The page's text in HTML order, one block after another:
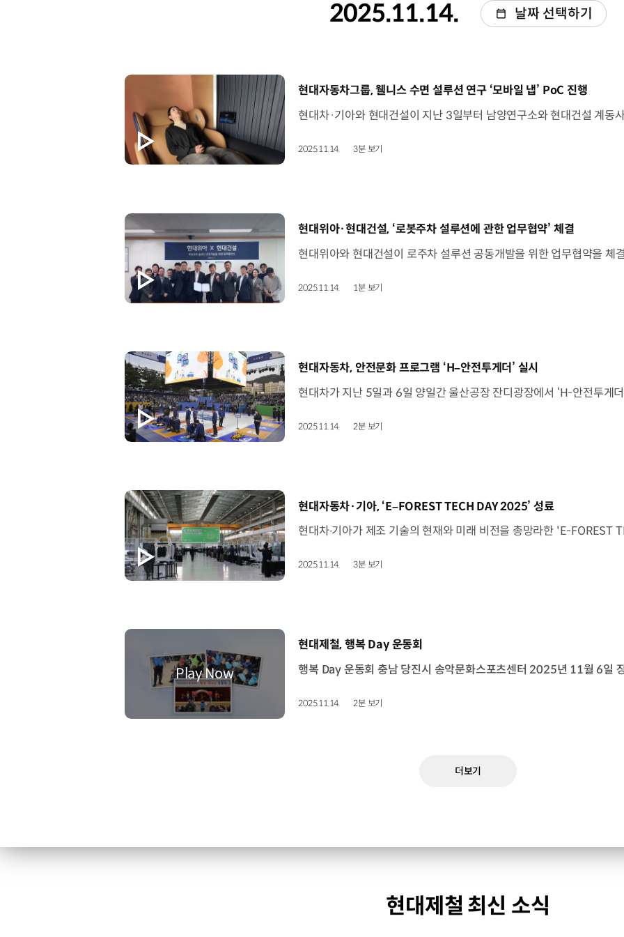
2025.11.14. 날짜 선택하기
[동영상]
현대자동차그룹, 웰니스 수면 설루션 연구 ‘모바일 냅’ PoC 진행
2025.11.14. 3분 보기
[동영상]
현대위아·현대건설, ‘로봇주차 설루션에 관한 업무협약’ 체결
2025.11.14. 1분 보기
[동영상]
현대자동차, 안전문화 프로그램 ‘H–안전투게더’ 실시
2025.11.14. 2분 보기
[동영상]
현대자동차·기아, ‘E–FOREST TECH DAY 2025’ 성료
2025.11.14. 3분 보기
[동영상]
현대제철, 행복 Day 운동회
2025.11.14. 2분 보기
더보기
현대제철 최신 소식